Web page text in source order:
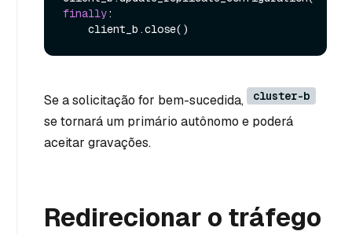
finally:
Se a solicitação for bem-sucedida, cluster-b
se tornará um primário autônomo e poderá
aceitar gravações.
Redirecionar o tráfego